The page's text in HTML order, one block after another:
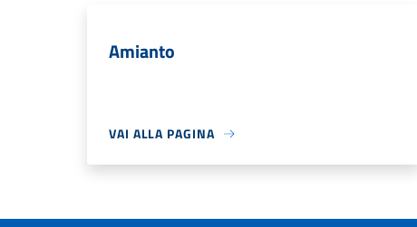
Amianto
VAI ALLA PAGINA